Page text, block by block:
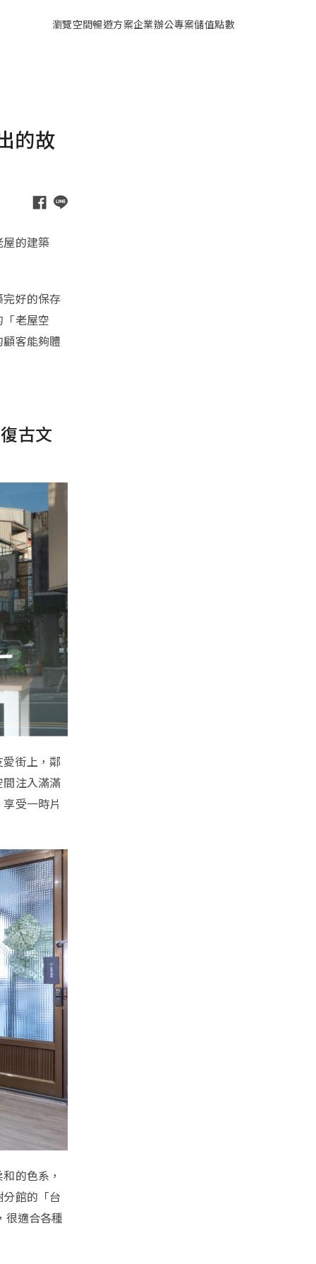
瀏覽空間暢遊方案企業辦公專案儲值點數
的故
的建築
好的保存
老屋空
客能夠體
古文
街上，鄰
注入滿滿
受一時片
的色系，
館的「台
很適合各種